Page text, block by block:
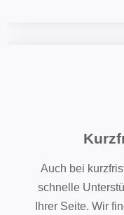
Auch bei
schnelle
Ihrer Seite. Wir